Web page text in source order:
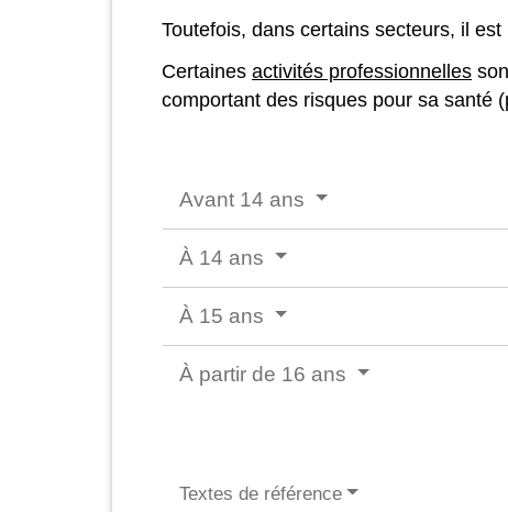
Toutefois, dans certains secteurs, il
Certaines activités professionnelles
comportant des risques pour sa santé
Avant 14 ans
À 14 ans
À 15 ans
À partir de 16 ans
Textes de référence